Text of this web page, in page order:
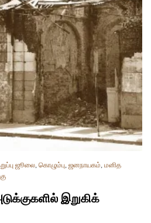
ஜூலை, கொழும்பு, ஜனநாயகம், மனித
இறுகிக்